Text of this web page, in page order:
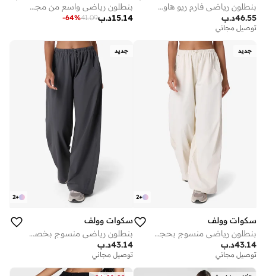
بنطلون رياضي فارم ريو هاوس أوف تيرو
د.ب46.55
توصيل مجاني
بنطلون رياضي واسع من مجموعة
د.ب15.14
41.09
-64%
جديد
+
2
سكوات وولف
بنطلون رياضي منسوج بحجم كبير
د.ب43.14
توصيل مجاني
جديد
+
2
سكوات وولف
بنطلون رياضي منسوج بخصر مرتفع
د.ب43.14
توصيل مجاني